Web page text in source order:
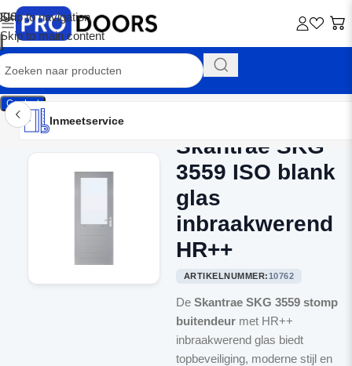
Skip to navigation
Skip to main content
Contact
Inmeetservice
Montageservice
Advies op maat
Showroom
Inmeetservice
Skantrae SKG
3559 ISO blank
glas
inbraakwerend
HR++
ARTIKELNUMMER:10762
De Skantrae SKG 3559 stomp
buitendeurmet HR++
inbraakwerend glas biedt
topbeveiliging, moderne stijl en